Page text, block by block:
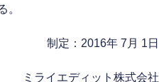
。
制定：2016年 7月 1日
ミライエディット株式会社